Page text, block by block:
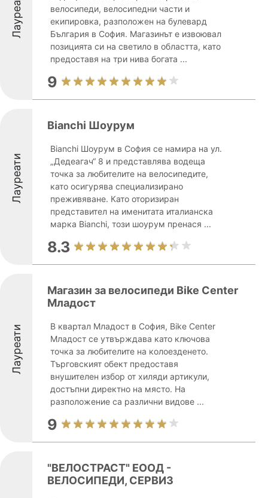
Лауреати
велосипеди, велосипедни части и
екипировка, разположен на булевард
България в София. Магазинът е извоювал
позицията си на светило в областта, като
предоставя на три нива богата ...
9
Лауреати
Bianchi Шоурум
Bianchi Шоурум в София се намира на ул.
„Дедеагач“ 8 и представлява водеща
точка за любителите на велосипедите,
като осигурява специализирано
преживяване. Като оторизиран
представител на именитата италианска
марка Bianchi, този шоурум пренася ...
8.3
Лауреати
Магазин за велосипеди Bike Center
Младост
В квартал Младост в София, Bike Center
Младост се утвърждава като ключова
точка за любителите на колоезденето.
Търговският обект предоставя
внушителен избор от хиляди артикули,
достъпни директно на място. На
разположение са различни видове ...
9
"ВЕЛОСТРАСТ" ЕООД -
ВЕЛОСИПЕДИ, СЕРВИЗ